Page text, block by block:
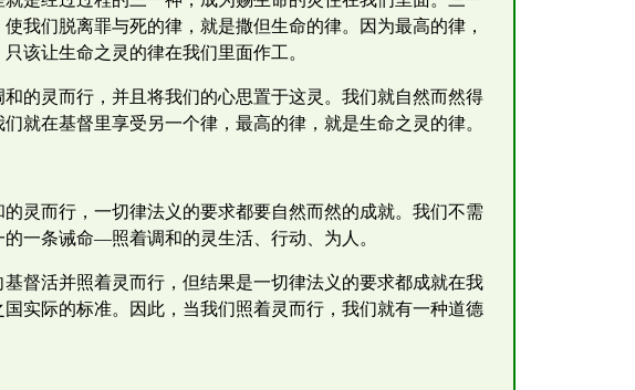
我们脱离罪与死的律，就是撒但生命的律。因为最高的律，
该让生命之灵的律在我们里面作工。
的灵而行，并且将我们的心思置于这灵。我们就自然而然得
就在基督里享受另一个律，最高的律，就是生命之灵的律。
灵而行，一切律法义的要求都要自然而然的成就。我们不需
一条诫命—照着调和的灵生活、行动、为人。
督活并照着灵而行，但结果是一切律法义的要求都成就在我
实际的标准。因此，当我们照着灵而行，我们就有一种道德